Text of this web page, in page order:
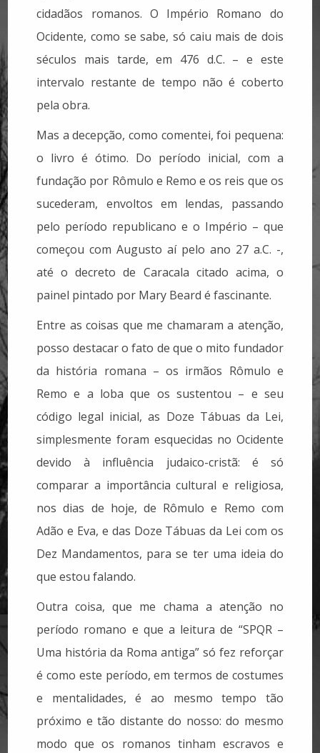
cidadãos romanos. O Império Romano do
Ocidente, como se sabe, só caiu mais de dois
séculos mais tarde, em 476 d.C. – e este
intervalo restante de tempo não é coberto
pela obra.
Mas a decepção, como comentei, foi pequena:
o livro é ótimo. Do período inicial, com a
fundação por Rômulo e Remo e os reis que os
sucederam, envoltos em lendas, passando
pelo período republicano e o Império – que
começou com Augusto aí pelo ano 27 a.C. -,
até o decreto de Caracala citado acima, o
painel pintado por Mary Beard é fascinante.
Entre as coisas que me chamaram a atenção,
posso destacar o fato de que o mito fundador
da história romana – os irmãos Rômulo e
Remo e a loba que os sustentou – e seu
código legal inicial, as Doze Tábuas da Lei,
simplesmente foram esquecidas no Ocidente
devido à influência judaico-cristã: é só
comparar a importância cultural e religiosa,
nos dias de hoje, de Rômulo e Remo com
Adão e Eva, e das Doze Tábuas da Lei com os
Dez Mandamentos, para se ter uma ideia do
que estou falando.
Outra coisa, que me chama a atenção no
período romano e que a leitura de “SPQR –
Uma história da Roma antiga” só fez reforçar
é como este período, em termos de costumes
e mentalidades, é ao mesmo tempo tão
próximo e tão distante do nosso: do mesmo
modo que os romanos tinham escravos e